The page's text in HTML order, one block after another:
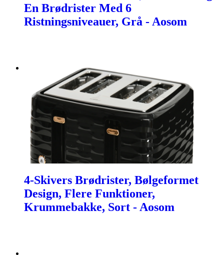
En Brødrister Med 6
Ristningsniveauer, Grå - Aosom
4-Skivers Brødrister, Bølgeformet
Design, Flere Funktioner,
Krummebakke, Sort - Aosom